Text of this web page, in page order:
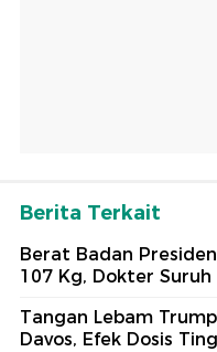
Berita Terkait
Berat Badan
107 Kg, Dokter
Tangan Lebam
Davos, Efek Dosis